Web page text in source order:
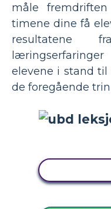
måle
timene dine få
resultatene
elevene i stand
de foregående